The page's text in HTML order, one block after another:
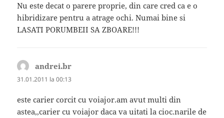
Nu este decat o parere proprie, din care cred ca e o
hibridizare pentru a atrage ochi. Numai bine si
LASATI PORUMBEII SA ZBOARE!!!
andrei.br
31.01.2011 la 00:13
este carier corcit cu voiajor.am avut multi din
astea,,carier cu voiajor daca va uitati la cioc.narile de